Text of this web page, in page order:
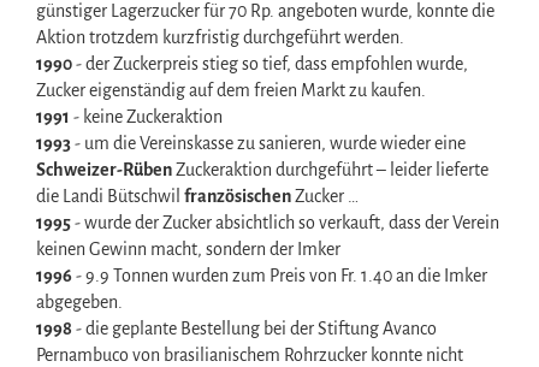
günstiger Lagerzucker für 70 Rp. angeboten wurde, konnte die
Aktion trotzdem kurzfristig durchgeführt werden.
1990- der Zuckerpreis stieg so tief, dass empfohlen wurde,
Zucker eigenständig auf dem freien Markt zu kaufen.
1991 - keine Zuckeraktion
1993- um die Vereinskasse zu sanieren, wurde wieder eine
Schweizer-RübenZuckeraktion durchgeführt – leider lieferte
die Landi Bütschwil französischenZucker …
1995- wurde der Zucker absichtlich so verkauft, dass der Verein
keinen Gewinn macht, sondern der Imker
1996- 9.9 Tonnen wurden zum Preis von Fr. 1.40 an die Imker
abgegeben.
1998 - die geplante Bestellung bei der Stiftung Avanco
Pernambuco von brasilianischem Rohrzucker konnte nicht